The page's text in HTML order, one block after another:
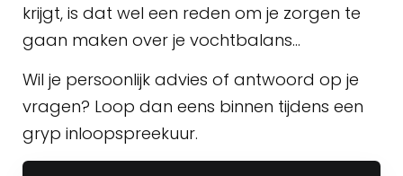
krijgt, is dat wel een reden om je zorgen te
gaan maken over je vochtbalans…
Wil je persoonlijk advies of antwoord op je
vragen? Loop dan eens binnen tijdens een
gryp inloopspreekuur.